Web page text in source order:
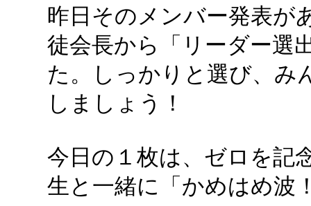
昨日そのメンバー発表が
徒会長から「リーダー選
た。しっかりと選び、み
しましょう！
今日の１枚は、ゼロを記
生と一緒に「かめはめ波